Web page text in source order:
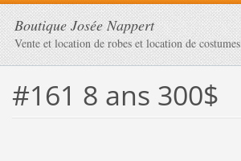
Boutique Josée Nappert
Vente et location de robes et location de costumes
#161 8 ans 300$